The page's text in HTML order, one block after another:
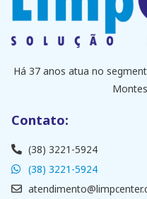
Há 37 anos atua no
Contato:
(38) 3221-5924
(38) 3221-5924